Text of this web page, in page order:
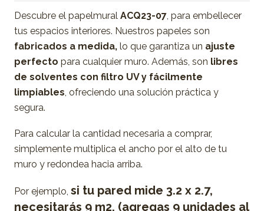
Descubre el papelmural ACQ23-07, para embellecer
tus espacios interiores. Nuestros papeles son
fabricados a medida, lo que garantiza un ajuste
perfecto para cualquier muro. Además, son libres
de solventes con filtro UV y fácilmente
limpiables, ofreciendo una solución práctica y
segura.
Para calcular la cantidad necesaria a comprar,
simplemente multiplica el ancho por el alto de tu
muro y redondea hacia arriba.
Por ejemplo, si tu pared mide 3.2 x 2.7,
necesitarás 9 m2. (agregas 9 unidades al